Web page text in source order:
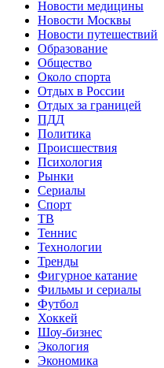
Новости медицины
Новости Москвы
Новости путешествий
Образование
Общество
Около спорта
Отдых в России
Отдых за границей
ПДД
Политика
Происшествия
Психология
Рынки
Сериалы
Спорт
ТВ
Теннис
Технологии
Тренды
Фигурное катание
Фильмы и сериалы
Футбол
Хоккей
Шоу-бизнес
Экология
Экономика